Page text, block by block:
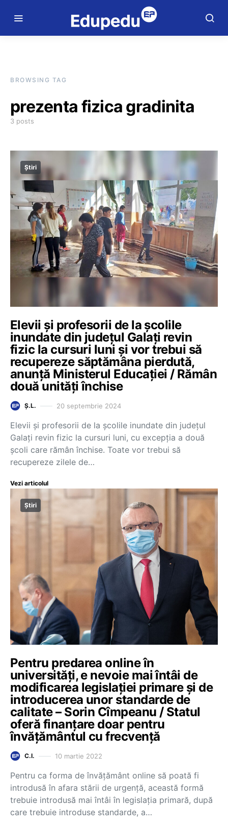
BROWSING TAG
prezenta fizica gradinita
3 posts
Știri
Elevii și profesorii de la școlile
inundate din județul Galați revin
fizic la cursuri luni și vor trebui să
recupereze săptămâna pierdută,
anunță Ministerul Educației / Rămân
două unități închise
Ș.L. 20 septembrie 2024
Elevii și profesorii de la școlile inundate din județul
Galați revin fizic la cursuri luni, cu excepția a două
școli care rămân închise. Toate vor trebui să
recupereze zilele de…
Vezi articolul
Știri
Pentru predarea online în
universități, e nevoie mai întâi de
modificarea legislației primare și de
introducerea unor standarde de
calitate – Sorin Cîmpeanu / Statul
oferă finanțare doar pentru
învățământul cu frecvență
C.I. 10 martie 2022
Pentru ca forma de învățământ online să poată fi
introdusă în afara stării de urgență, această formă
trebuie introdusă mai întâi în legislația primară, după
care trebuie introduse standarde, a…